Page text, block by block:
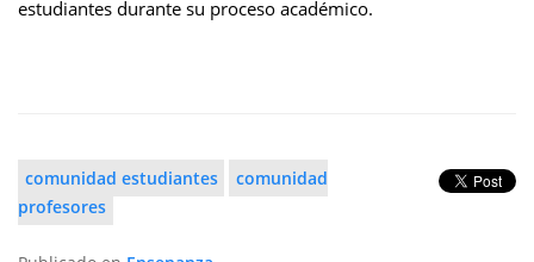
estudiantes durante su proceso académico.
comunidad estudiantes
comunidad
profesores